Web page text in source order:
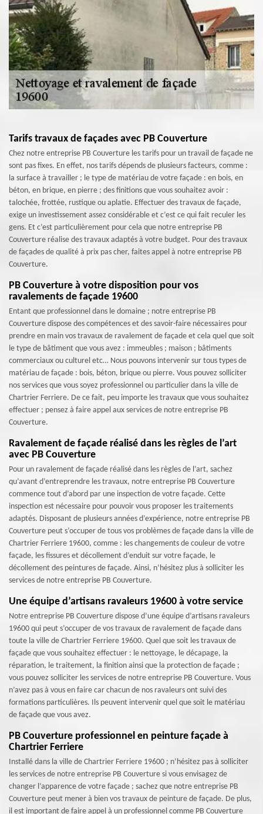
Tarifs travaux de façades avec PB Couverture
Chez notre entreprise PB Couverture les tarifs pour un travail de façade ne
sont pas fixes. En effet, nos tarifs dépends de plusieurs facteurs, comme :
la surface à travailler ; le type de matériau de votre façade : en bois, en
béton, en brique, en pierre ; des finitions que vous souhaitez avoir :
talochée, frottée, rustique ou aplatie. Effectuer des travaux de façade,
exige un investissement assez considérable et c’est ce qui fait reculer les
gens. Et c’est particulièrement pour cela que notre entreprise PB
Couverture réalise des travaux adaptés à votre budget. Pour des travaux
de façades de qualité à prix pas cher, faites appel à notre entreprise PB
Couverture.
PB Couverture à votre disposition pour vos
ravalements de façade 19600
Entant que professionnel dans le domaine ; notre entreprise PB
Couverture dispose des compétences et des savoir-faire nécessaires pour
prendre en main vos travaux de ravalement de façade et cela quel que soit
le type de bâtiment que vous avez : immeubles ; maison ; bâtiments
commerciaux ou culturel etc… Nous pouvons intervenir sur tous types de
matériau de façade : bois, béton, brique ou pierre. Vous pouvez solliciter
nos services que vous soyez professionnel ou particulier dans la ville de
Chartrier Ferriere. De ce fait, peu importe les travaux que vous souhaitez
effectuer ; pensez à faire appel aux services de notre entreprise PB
Couverture.
Ravalement de façade réalisé dans les règles de l’art
avec PB Couverture
Pour un ravalement de façade réalisé dans les règles de l’art, sachez
qu’avant d’entreprendre les travaux, notre entreprise PB Couverture
commence tout d’abord par une inspection de votre façade. Cette
inspection est nécessaire pour pouvoir vous proposer les traitements
adaptés. Disposant de plusieurs années d’expérience, notre entreprise PB
Couverture peut s’occuper de tous vos problèmes de façade dans la ville de
Chartrier Ferriere 19600, comme : les changements de couleur de votre
façade, les fissures et décollement d’enduit sur votre façade, le
décollement des peintures de façade. Ainsi, n’hésitez plus à solliciter les
services de notre entreprise PB Couverture.
Une équipe d’artisans ravaleurs 19600 à votre service
Notre entreprise PB Couverture dispose d’une équipe d’artisans ravaleurs
19600 qui peut s’occuper de vos travaux de ravalement de façade dans
toute la ville de Chartrier Ferriere 19600. Quel que soit les travaux de
façade que vous souhaitez effectuer : le nettoyage, le décapage, la
réparation, le traitement, la finition ainsi que la protection de façade ;
vous pouvez solliciter les services de notre entreprise PB Couverture. Vous
n’avez pas à vous en faire car chacun de nos ravaleurs ont suivi des
formations particulières. Ils peuvent intervenir quel que soit le matériau
de façade que vous avez.
PB Couverture professionnel en peinture façade à
Chartrier Ferriere
Installé dans la ville de Chartrier Ferriere 19600 ; n’hésitez pas à solliciter
les services de notre entreprise PB Couverture si vous envisagez de
changer l’apparence de votre façade ; sachez que notre entreprise PB
Couverture peut mener à bien vos travaux de peinture de façade. De plus,
il est important de faire appel à un professionnel comme PB Couverture